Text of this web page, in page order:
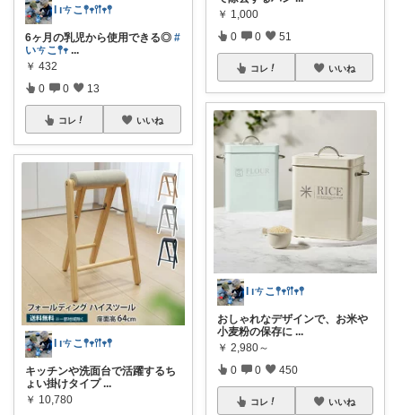
Ɩ ıㄘこ𖤣𖥧𖥣𖡡𖥧𖤣
6ヶ月の乳児から使用できる◎ #
いㄘこ𖤣𖥧 ...
￥ 432
0 0 13
コレ いいね
Ɩ ıㄘこ𖤣𖥧𖥣𖡡𖥧𖤣
キッチンや洗面台で活躍するち
ょい掛けタイプ ...
￥ 10,780
￥ 1,000
0 0 51
コレ いいね
Ɩ ıㄘこ𖤣𖥧𖥣𖡡𖥧𖤣
おしゃれなデザインで、お米や
小麦粉の保存に ...
￥ 2,980～
0 0 450
コレ いいね